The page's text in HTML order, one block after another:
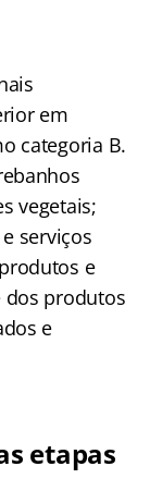
em
categoria B.
vegetais;
serviços
e
dos produtos
e
etapas